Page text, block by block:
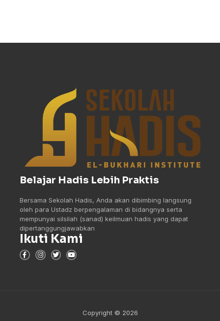
Belajar Hadis Lebih Praktis
Bersama Sekolah Hadis, Anda akan dibimbing langsung
oleh para Ustadz berpengalaman di bidangnya serta
mempunyai silsilah (sanad) keilmuan hadis yang dapat
dipertanggungjawabkan
Ikuti Kami
Copyright © 2026